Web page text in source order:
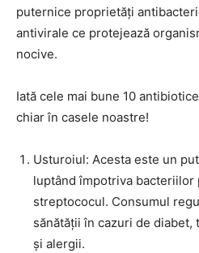
puternice proprietăți
antivirale ce protejează
nocive.
Iată cele mai bune 10
chiar în casele noastre!
Usturoiul: Acesta este un
luptând împotriva
streptococul. Consumul
sănătății în cazuri de
și alergii.